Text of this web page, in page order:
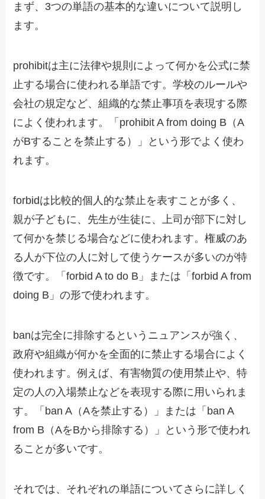
まず、3つの単語の基本的な違いについて説明し
ます。
prohibitは主に法律や規則によって何かを公式に禁
止する場合に使われる単語です。学校のルールや
会社の規定など、組織的な禁止事項を表現する際
によく使われます。「prohibit A from doing B（A
がBすることを禁止する）」という形でよく使わ
れます。
forbidは比較的個人的な禁止を表すことが多く、
親が子どもに、先生が生徒に、上司が部下に対し
て何かを禁じる場合などに使われます。権威のあ
る人が下位の人に対して使うケースが多いのが特
徴です。「forbid A to do B」または「forbid A from
doing B」の形で使われます。
banは完全に排除するというニュアンスが強く、
政府や組織が何かを全面的に禁止する場合によく
使われます。例えば、有害物質の使用禁止や、特
定の人の入場禁止などを表現する際に用いられま
す。「ban A（Aを禁止する）」または「ban A
from B（AをBから排除する）」という形で使われ
ることが多いです。
それでは、それぞれの単語についてさらに詳しく